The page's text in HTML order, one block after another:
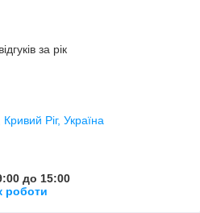
за рік
Ріг, Україна
до 15:00
роботи